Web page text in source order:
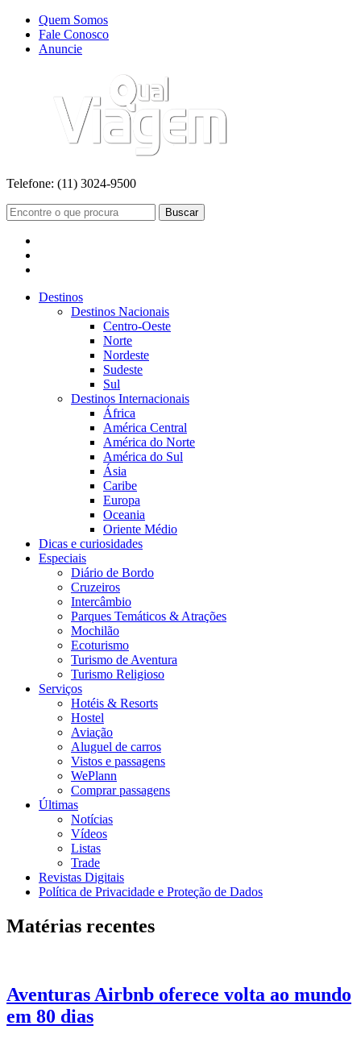
Quem Somos
Fale Conosco
Anuncie
Telefone: (11) 3024-9500
Buscar
Destinos
Destinos Nacionais
Centro-Oeste
Norte
Nordeste
Sudeste
Sul
Destinos Internacionais
África
América Central
América do Norte
América do Sul
Ásia
Caribe
Europa
Oceania
Oriente Médio
Dicas e curiosidades
Especiais
Diário de Bordo
Cruzeiros
Intercâmbio
Parques Temáticos & Atrações
Mochilão
Ecoturismo
Turismo de Aventura
Turismo Religioso
Serviços
Hotéis & Resorts
Hostel
Aviação
Aluguel de carros
Vistos e passagens
WePlann
Comprar passagens
Últimas
Notícias
Vídeos
Listas
Trade
Revistas Digitais
Política de Privacidade e Proteção de Dados
Matérias recentes
Aventuras Airbnb oferece volta ao mundo
em 80 dias